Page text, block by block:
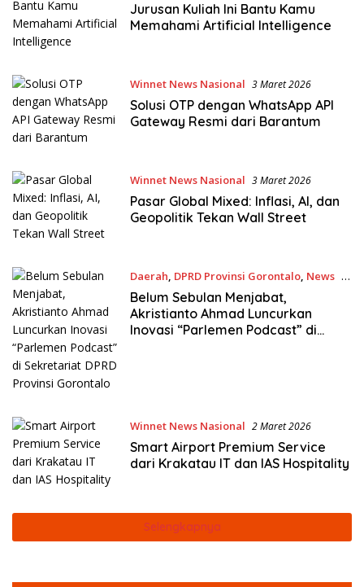
Jurusan Kuliah Ini Bantu Kamu
Memahami Artificial Intelligence
Winnet News Nasional 3 Maret 2026
Solusi OTP dengan WhatsApp API
Gateway Resmi dari Barantum
Winnet News Nasional 3 Maret 2026
Pasar Global Mixed: Inflasi, AI, dan
Geopolitik Tekan Wall Street
Daerah, DPRD Provinsi Gorontalo, News 3
Maret 2026
Belum Sebulan Menjabat,
Akristianto Ahmad Luncurkan
Inovasi “Parlemen Podcast” di
Winnet News Nasional 2 Maret 2026
Smart Airport Premium Service
dari Krakatau IT dan IAS Hospitality
Selengkapnya